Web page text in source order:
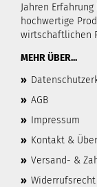
Jahren
hochwertige
wirtschaftlichen
MEHR ÜBER...
»
» AGB
» Impressum
» Kontakt &
» Versand- &
»